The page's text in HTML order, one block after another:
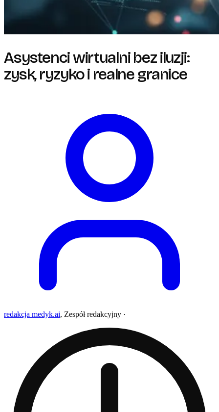
Asystenci wirtualni bez iluzji:
zysk, ryzyko i realne granice
redakcja medyk.ai, Zespół redakcyjny ·